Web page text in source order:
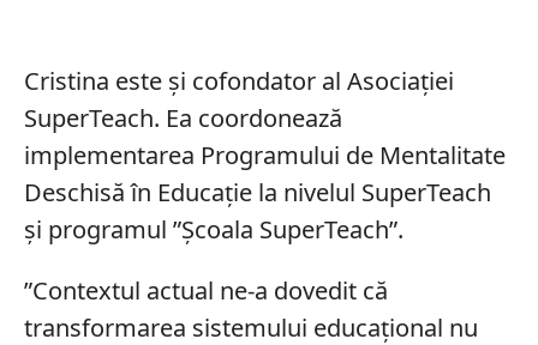
Cristina este și cofondator al Asociației
SuperTeach. Ea coordonează
implementarea Programului de Mentalitate
Deschisă în Educație la nivelul SuperTeach
și programul ”Școala SuperTeach”.
”Contextul actual ne-a dovedit că
transformarea sistemului educațional nu